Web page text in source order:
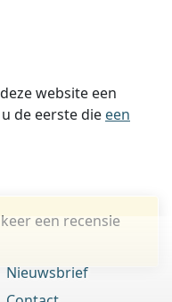
website een
de eerste die een
een recensie
Nieuwsbrief